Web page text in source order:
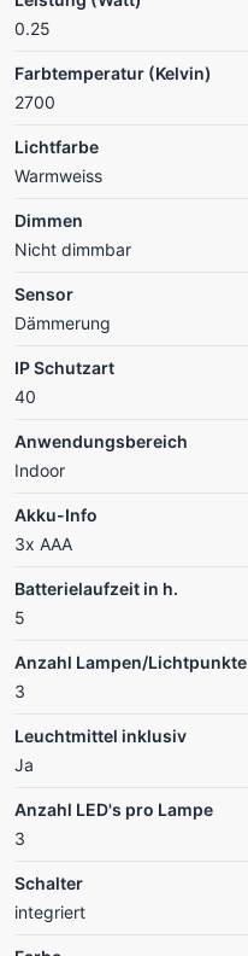
0.25
Farbtemperatur (Kelvin)
2700
Lichtfarbe
Warmweiss
Dimmen
Nicht dimmbar
Sensor
Dämmerung
IP Schutzart
40
Anwendungsbereich
Indoor
Akku-Info
3x AAA
Batterielaufzeit in h.
5
Anzahl Lampen/Lichtpunkte
3
Leuchtmittel inklusiv
Ja
Anzahl LED's pro Lampe
3
Schalter
integriert